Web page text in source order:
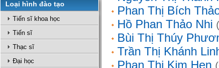
Loại hình đào tạo
Tiến sĩ khoa học
Tiến sĩ
Thạc sĩ
Đại học
Phan Thị Bích
Hồ Phan Thảo Nhi
Bùi Thị Thúy
Trần Thị Khánh
Phan Thị Kim Hẹn